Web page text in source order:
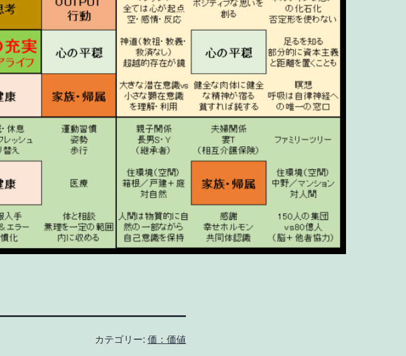
カテゴリー: 価：価値